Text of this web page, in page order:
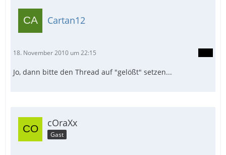
Cartan12
18. November 2010 um 22:15
Jo, dann bitte den Thread auf "gelößt" setzen...
cOraXx
Gast